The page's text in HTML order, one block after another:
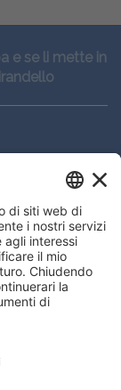
e se li mette in